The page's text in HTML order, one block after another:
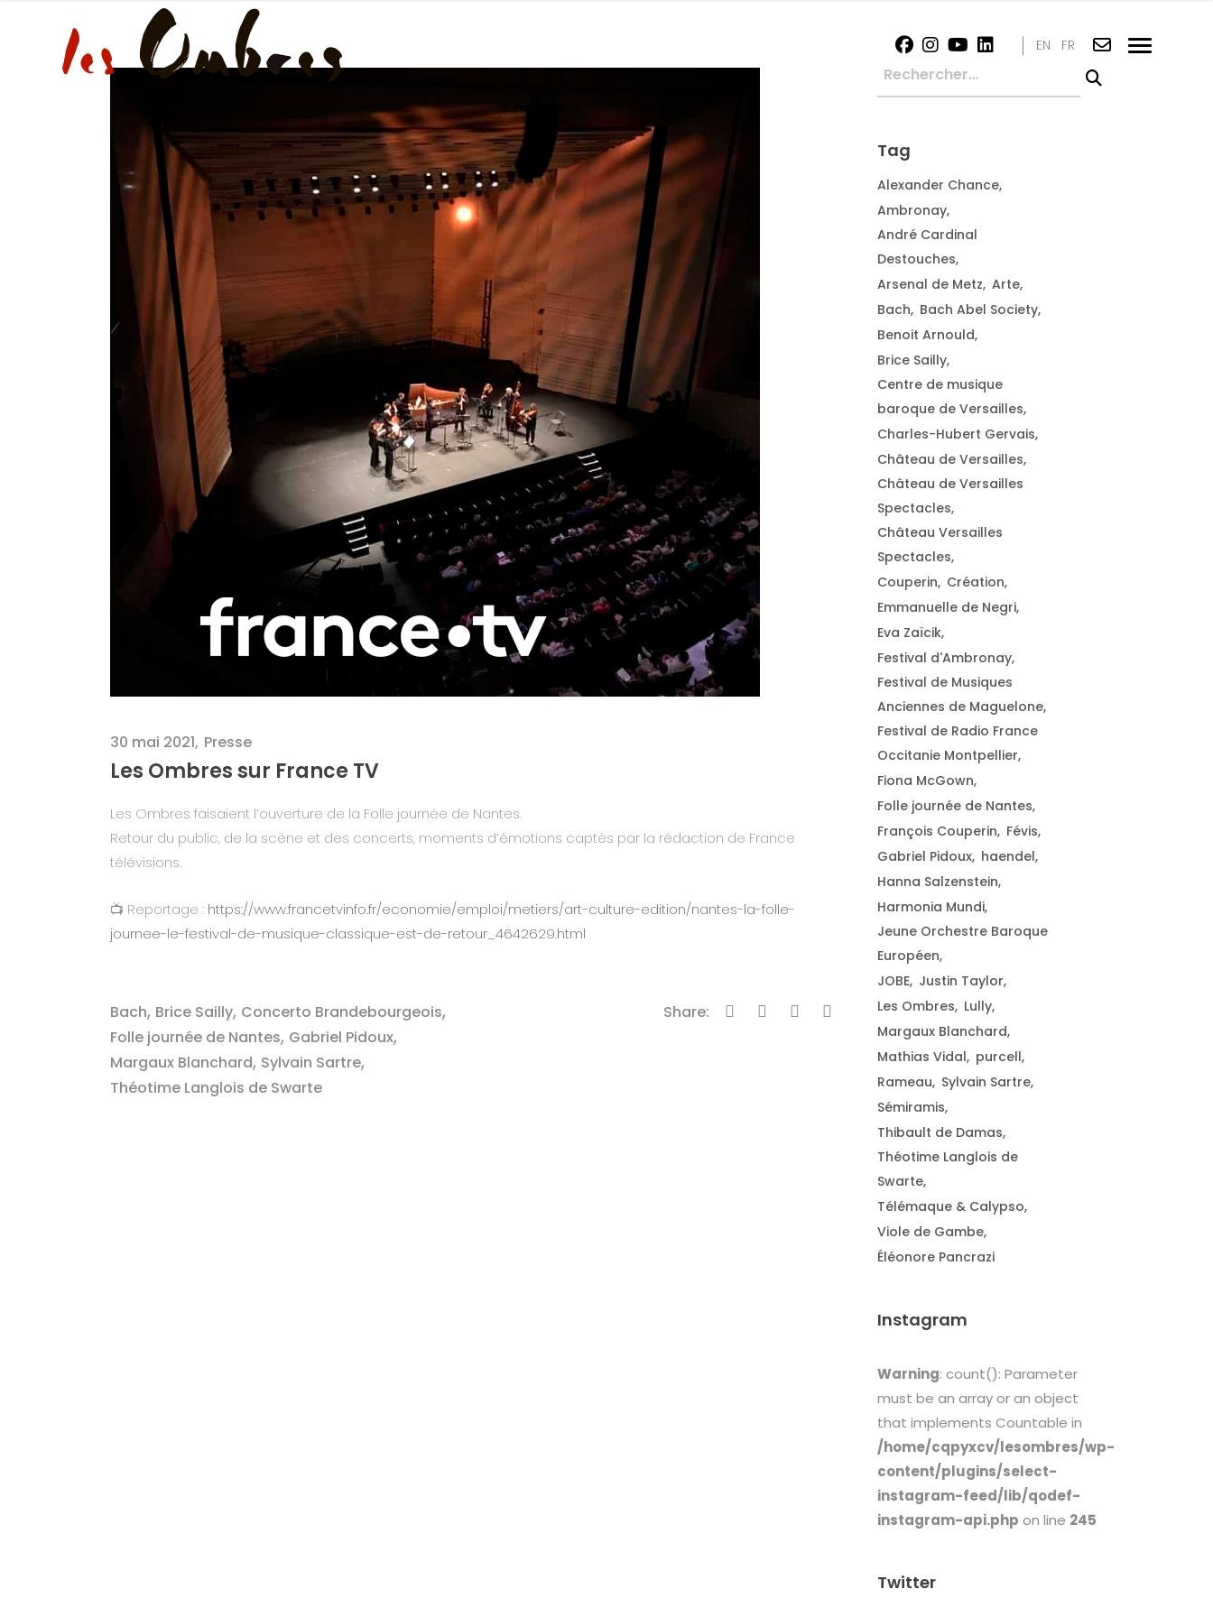
| EN FR
30 mai 2021 Presse
Les Ombres sur France TV
Les Ombres faisaient l’ouverture de la Folle journée de Nantes.
Retour du public, de la scène et des concerts, moments d’émotions captés par la rédaction de France
télévisions.
📺 Reportage : https://www.francetvinfo.fr/economie/emploi/metiers/art-culture-edition/nantes-la-folle-
journee-le-festival-de-musique-classique-est-de-retour_4642629.html
Bach, Brice Sailly, Concerto Brandebourgeois,
Folle journée de Nantes, Gabriel Pidoux,
Margaux Blanchard, Sylvain Sartre,
Théotime Langlois de Swarte
Share:
Tag
Alexander Chance
Ambronay
André Cardinal
Destouches
Arsenal de Metz Arte
Bach Bach Abel Society
Benoit Arnould
Brice Sailly
Centre de musique
baroque de Versailles
Charles-Hubert Gervais
Château de Versailles
Château de Versailles
Spectacles
Château Versailles
Spectacles
Couperin Création
Emmanuelle de Negri
Eva Zaïcik
Festival d'Ambronay
Festival de Musiques
Anciennes de Maguelone
Festival de Radio France
Occitanie Montpellier
Fiona McGown
Folle journée de Nantes
François Couperin Févis
Gabriel Pidoux haendel
Hanna Salzenstein
Harmonia Mundi
Jeune Orchestre Baroque
Européen
JOBE Justin Taylor
Les Ombres Lully
Margaux Blanchard
Mathias Vidal purcell
Rameau Sylvain Sartre
Sémiramis
Thibault de Damas
Théotime Langlois de
Swarte
Télémaque & Calypso
Viole de Gambe
Éléonore Pancrazi
Instagram
Warning: count(): Parameter
must be an array or an object
that implements Countable in
/home/cqpyxcv/lesombres/wp-
content/plugins/select-
instagram-feed/lib/qodef-
instagram-api.php on line 245
Twitter